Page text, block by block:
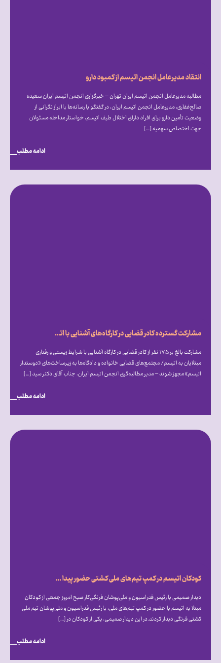
انتقاد مدیرعامل انجمن اتیسم از کمبود دارو
مطالبه مدیرعامل انجمن اتیسم ایران تهران – خبرگزاری انجمن اتیسم ایران سعیده
صالح‌غفاری، مدیرعامل انجمن اتیسم ایران، در گفتگو با رسانه‌ها با ابراز نگرانی از
وضعیت تأمین دارو برای افراد دارای اختلال طیف اتیسم، خواستار مداخله مسئولان
جهت اختصاص سهمیه […]
ادامه مطلب
مشارکت گسترده کادر قضایی در کارگاه‌های آشنایی با اتیسم؛ فراخوان انجمن اتیسم برای ایجاد مجتمع‌های قضایی «دوستدار اتیسم»
مشارکت بالغ بر ۱۷۵ نفر از کادر قضایی در کارگاه آشنایی با شرایط زیستی و رفتاری
مبتلایان به اتیسم/ مجتمع‌های قضایی خانواده و دادگاه‌ها به زیرساخت‌های «دوستدار
اتیسم» مجهز شوند – مدیر مطالبه‌گری انجمن اتیسم ایران، جناب آقای دکتر سید […]
ادامه مطلب
کودکان اتیسم در کمپ تیم‌های ملی کشتی حضور پیدا کردند
دیدار صمیمی با رئیس فدراسیون و ملی‌پوشان فرنگی‌کار صبح امروز جمعی از کودکان
مبتلا به اتیسم با حضور در کمپ تیم‌های ملی، با رئیس فدراسیون و ملی‌پوشان تیم ملی
کشتی فرنگی دیدار کردند.در این دیدار صمیمی، یکی از کودکان در […]
ادامه مطلب